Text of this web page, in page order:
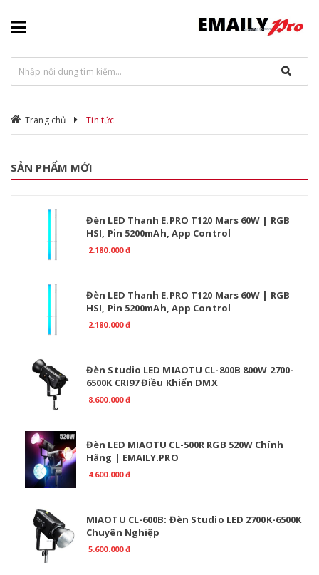
Trang chủ Tin tức
SẢN PHẨM MỚI
Đèn LED Thanh E.PRO T120 Mars 60W | RGB
HSI, Pin 5200mAh, App Control
2.180.000 đ
Đèn LED Thanh E.PRO T120 Mars 60W | RGB
HSI, Pin 5200mAh, App Control
2.180.000 đ
Đèn Studio LED MIAOTU CL-800B 800W 2700-
6500K CRI97 Điều Khiển DMX
8.600.000 đ
Đèn LED MIAOTU CL-500R RGB 520W Chính
Hãng | EMAILY.PRO
4.600.000 đ
MIAOTU CL-600B: Đèn Studio LED 2700K-6500K
Chuyên Nghiệp
5.600.000 đ